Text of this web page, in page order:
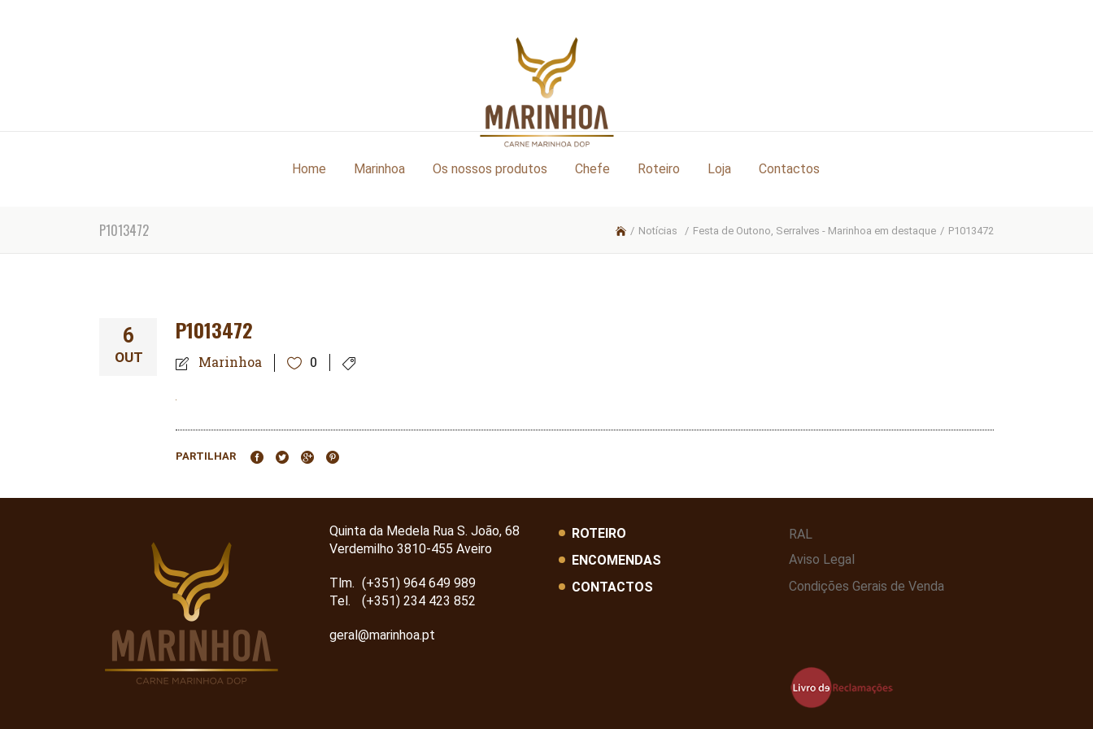
Home Marinhoa Os nossos produtos Chefe Roteiro Loja Contactos
P1013472 / Notícias / Festa de Outono, Serralves - Marinhoa em destaque / P1013472
6
OUT
P1013472
Marinhoa 0
PARTILHAR
Quinta da Medela Rua S. João, 68
Verdemilho 3810-455 Aveiro
Tlm. (+351) 964 649 989
Tel.
(+351) 234 423 852
geral@marinhoa.pt
ROTEIRO
ENCOMENDAS
CONTACTOS
RAL
Aviso Legal
Condições Gerais de Venda